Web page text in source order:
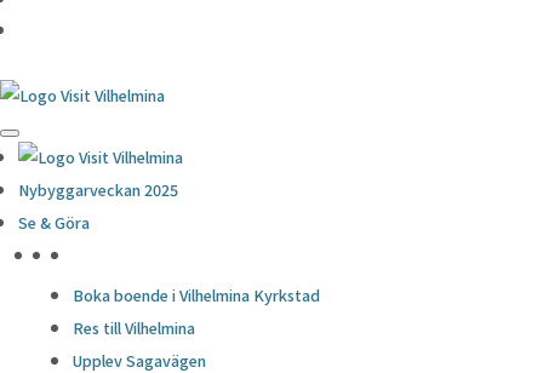
Nybyggarveckan 2025
Se & Göra
Boka boende i Vilhelmina Kyrkstad
Res till Vilhelmina
Upplev Sagavägen